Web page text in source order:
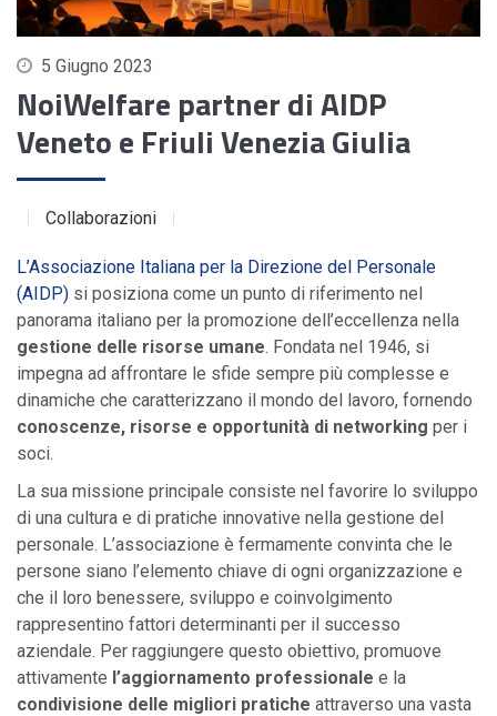
5 Giugno 2023
NoiWelfare partner di AIDP
Veneto e Friuli Venezia Giulia
Collaborazioni
L’Associazione Italiana per la Direzione del Personale
(AIDP) si posiziona come un punto di riferimento nel
panorama italiano per la promozione dell’eccellenza nella
gestione delle risorse umane. Fondata nel 1946, si
impegna ad affrontare le sfide sempre più complesse e
dinamiche che caratterizzano il mondo del lavoro, fornendo
conoscenze, risorse e opportunità di networking per i
soci.
La sua missione principale consiste nel favorire lo sviluppo
di una cultura e di pratiche innovative nella gestione del
personale. L’associazione è fermamente convinta che le
persone siano l’elemento chiave di ogni organizzazione e
che il loro benessere, sviluppo e coinvolgimento
rappresentino fattori determinanti per il successo
aziendale. Per raggiungere questo obiettivo, promuove
attivamente l’aggiornamento professionale e la
condivisione delle migliori pratiche attraverso una vasta